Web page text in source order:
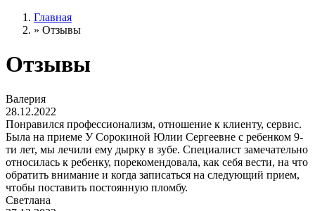
Главная
» Отзывы
Отзывы
Валерия
28.12.2022
Понравился профессионализм, отношение к клиенту, сервис.
Была на приеме У Сорокиной Юлии Сергеевне с ребенком 9-
ти лет, мы лечили ему дырку в зубе. Специалист замечательно
относилась к ребенку, порекомендовала, как себя вести, на что
обратить внимание и когда записаться на следующий прием,
чтобы поставить постоянную пломбу.
Светлана